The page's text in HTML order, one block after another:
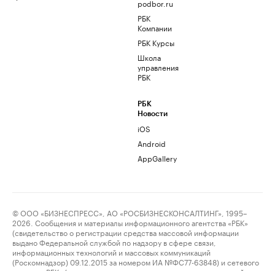
podbor.ru
РБК
Компании
РБК Курсы
Школа
управления
РБК
РБК
Новости
iOS
Android
AppGallery
© ООО «БИЗНЕСПРЕСС», АО «РОСБИЗНЕСКОНСАЛТИНГ», 1995–
2026. Сообщения и материалы информационного агентства «РБК»
(свидетельство о регистрации средства массовой информации
выдано Федеральной службой по надзору в сфере связи,
информационных технологий и массовых коммуникаций
(Роскомнадзор) 09.12.2015 за номером ИА №ФС77-63848) и сетевого